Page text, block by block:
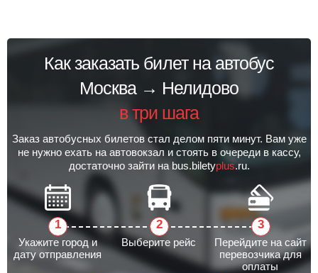
Как заказать билет на автобус
Москва → Нелидово
в три шага
Заказ автобусных билетов стал делом пяти минут. Вам уже
не нужно ехать на автовокзал и стоять в очереди в кассу,
достаточно зайти на bus.biletyplus.ru.
Укажите город и
дату отправления
Выберите рейс
Перейдите на сайт
перевозчика для
оплаты